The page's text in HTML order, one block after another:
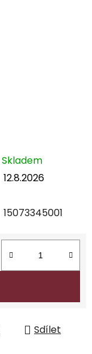
Skladem
12.8.2026
15073345001
Sdílet